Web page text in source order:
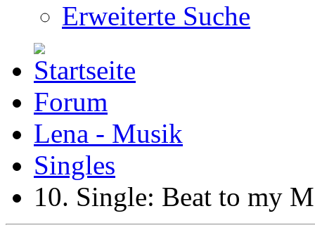
Erweiterte Suche
Forum
Lena - Musik
Singles
10. Single: Beat to my